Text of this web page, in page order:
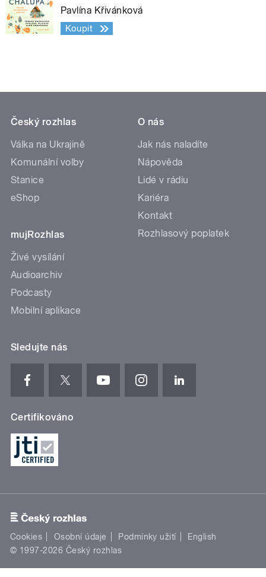
Pavlína Křivánková
Koupit
Český rozhlas
Válka na Ukrajině
Komunální volby
Stanice
eShop
mujRozhlas
Živé vysílání
Audioarchiv
Podcasty
Mobilní aplikace
O nás
Jak nás naladíte
Nápověda
Lidé v rádiu
Kariéra
Kontakt
Rozhlasový poplatek
Sledujte nás
Certifikováno
Cookies Osobní údaje Podmínky užití
English
© 1997-2026 Český rozhlas